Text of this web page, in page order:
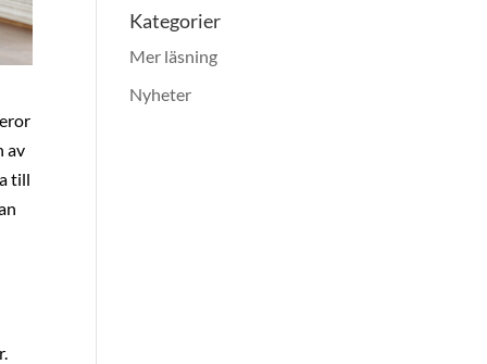
av
till
Kategorier
Mer läsning
Nyheter